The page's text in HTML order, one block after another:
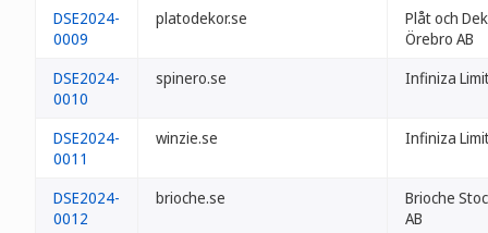
DSE2024-
0009
platodekor.se
Plåt och
Örebro AB
DSE2024-
0010
spinero.se Infiniza
DSE2024-
0011
winzie.se Infiniza
DSE2024-
0012
brioche.se
Brioche
AB